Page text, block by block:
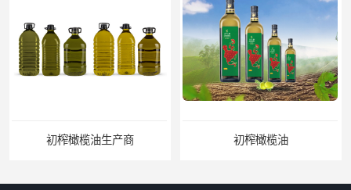
初榨橄榄油生产商 初榨橄榄油